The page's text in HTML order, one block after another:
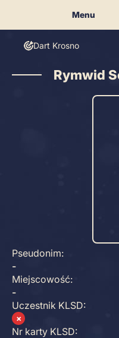
Menu
Dart Krosno
Rymwid
Pseudonim:
-
Miejscowość:
-
Uczestnik KLSD:
✗
Nr karty KLSD: